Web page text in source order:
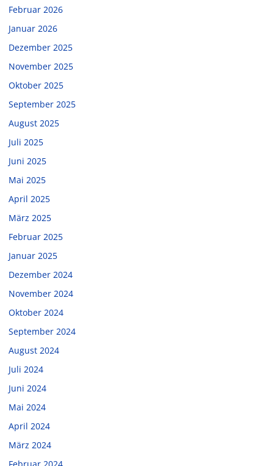
Februar 2026
Januar 2026
Dezember 2025
November 2025
Oktober 2025
September 2025
August 2025
Juli 2025
Juni 2025
Mai 2025
April 2025
März 2025
Februar 2025
Januar 2025
Dezember 2024
November 2024
Oktober 2024
September 2024
August 2024
Juli 2024
Juni 2024
Mai 2024
April 2024
März 2024